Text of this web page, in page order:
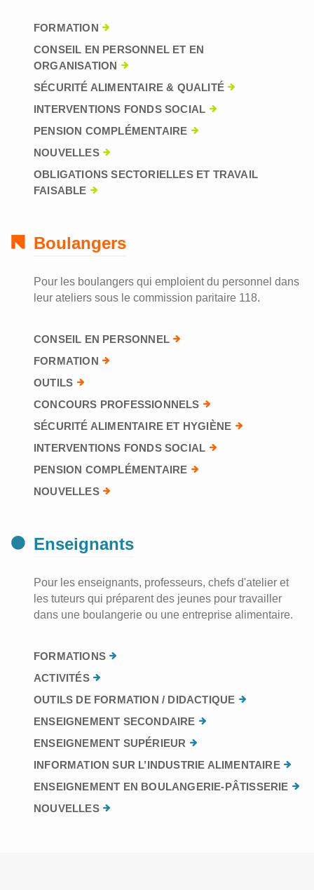
FORMATION
CONSEIL EN PERSONNEL ET EN
ORGANISATION
SÉCURITÉ ALIMENTAIRE & QUALITÉ
INTERVENTIONS FONDS SOCIAL
PENSION COMPLÉMENTAIRE
NOUVELLES
OBLIGATIONS SECTORIELLES ET TRAVAIL
FAISABLE
Boulangers
Pour les boulangers qui emploient du personnel dans
leur ateliers sous le commission paritaire 118.
CONSEIL EN PERSONNEL
FORMATION
OUTILS
CONCOURS PROFESSIONNELS
SÉCURITÉ ALIMENTAIRE ET HYGIÈNE
INTERVENTIONS FONDS SOCIAL
PENSION COMPLÉMENTAIRE
NOUVELLES
Enseignants
Pour les enseignants, professeurs, chefs d'atelier et
les tuteurs qui préparent des jeunes pour travailler
dans une boulangerie ou une entreprise alimentaire.
FORMATIONS
ACTIVITÉS
OUTILS DE FORMATION / DIDACTIQUE
ENSEIGNEMENT SECONDAIRE
ENSEIGNEMENT SUPÉRIEUR
INFORMATION SUR L’INDUSTRIE ALIMENTAIRE
ENSEIGNEMENT EN BOULANGERIE-PÂTISSERIE
NOUVELLES